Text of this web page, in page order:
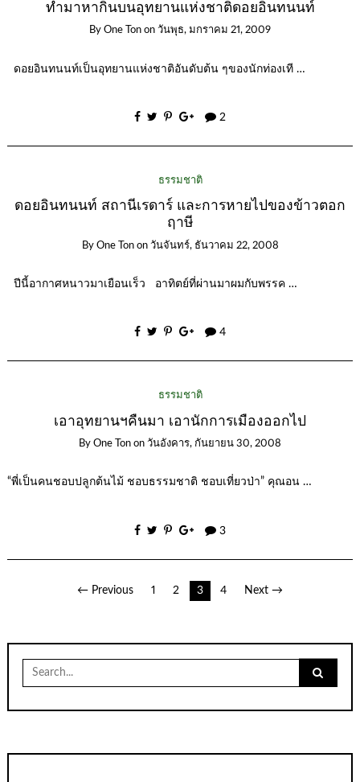
ทำมาหากินบนอุทยานแห่งชาติดอยอินทนนท์
By One Ton on วันพุธ, มกราคม 21, 2009
ดอยอินทนนท์เป็นอุทยานแห่งชาติอันดับต้น ๆของนักท่องเที …
2
ธรรมชาติ
ดอยอินทนนท์ สถานีเรดาร์ และการหายไปของข้าวตอก
ฤาษี
By One Ton on วันจันทร์, ธันวาคม 22, 2008
ปีนี้อากาศหนาวมาเยือนเร็ว อาทิตย์ที่ผ่านมาผมกับพรรค …
4
ธรรมชาติ
เอาอุทยานฯคืนมา เอานักการเมืองออกไป
By One Ton on วันอังคาร, กันยายน 30, 2008
“พี่เป็นคนชอบปลูกต้นไม้ ชอบธรรมชาติ ชอบเที่ยวป่า” คุณอน …
3
เรื่อง
← Previous 1 2 3 4 Next →
for: